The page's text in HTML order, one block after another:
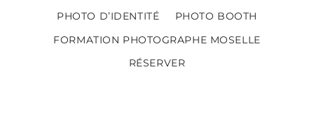
PHOTO D’IDENTITÉ
PHOTO BOOTH
FORMATION PHOTOGRAPHE MOSELLE
RÉSERVER